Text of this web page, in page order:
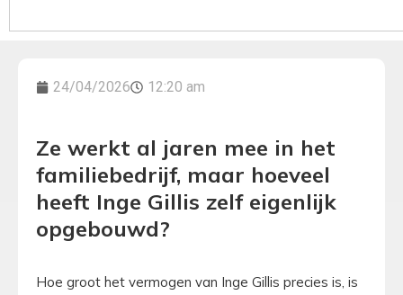
24/04/2026 12:20 am
Ze werkt al jaren mee in het
familiebedrijf, maar hoeveel
heeft Inge Gillis zelf eigenlijk
opgebouwd?
Hoe groot het vermogen van Inge Gillis precies is, is